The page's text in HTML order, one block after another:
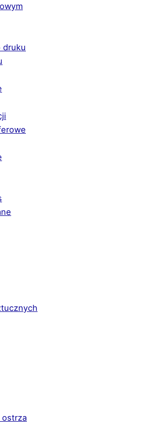
druku